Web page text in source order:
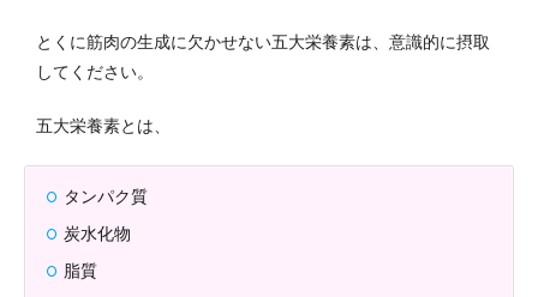
とくに筋肉の生成に欠かせない五大栄養素は、意識的に摂取
してください。
五大栄養素とは、
タンパク質
炭水化物
脂質